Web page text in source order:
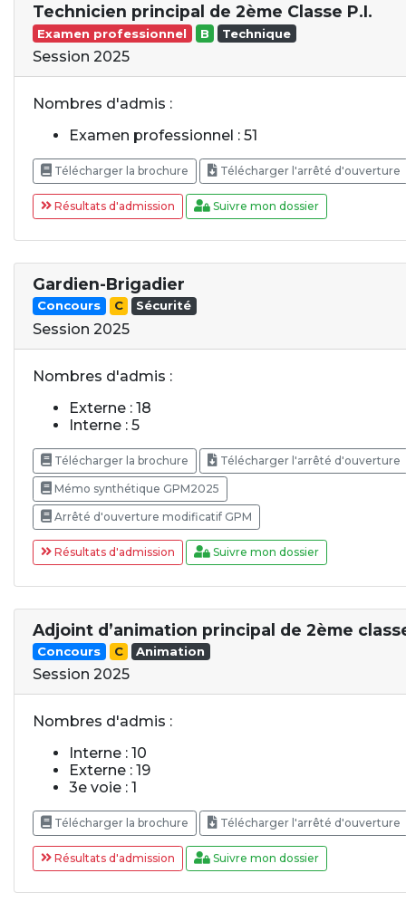
Technicien principal de 2ème Classe P.I.
Examen professionnel B Technique
Session 2025
Nombres d'admis :
Examen professionnel : 51
Télécharger la brochure Télécharger l'arrêté d'ouverture
Résultats d'admission Suivre mon dossier
Gardien-Brigadier
Concours C Sécurité
Session 2025
Nombres d'admis :
Externe : 18
Interne : 5
Télécharger la brochure Télécharger l'arrêté d'ouverture
Mémo synthétique GPM2025
Arrêté d'ouverture modificatif GPM
Résultats d'admission Suivre mon dossier
Adjoint d’animation principal de 2ème
Concours C Animation
Session 2025
Nombres d'admis :
Interne : 10
Externe : 19
3e voie : 1
Télécharger la brochure Télécharger l'arrêté d'ouverture
Résultats d'admission Suivre mon dossier